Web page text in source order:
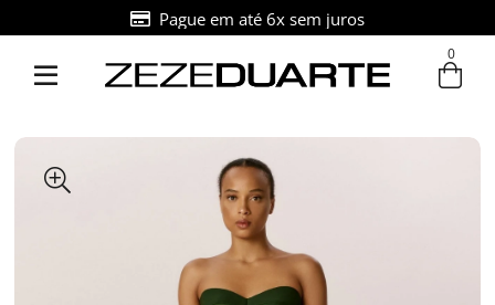
Entre com email ou cpf/cnpj
Pague em até 6x sem juros
0